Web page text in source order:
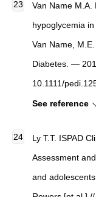
Van Name
hypoglycemia
Van Name,
Diabetes. —
10.1111/
See reference
Ly T.T. ISPAD
Assessment
and